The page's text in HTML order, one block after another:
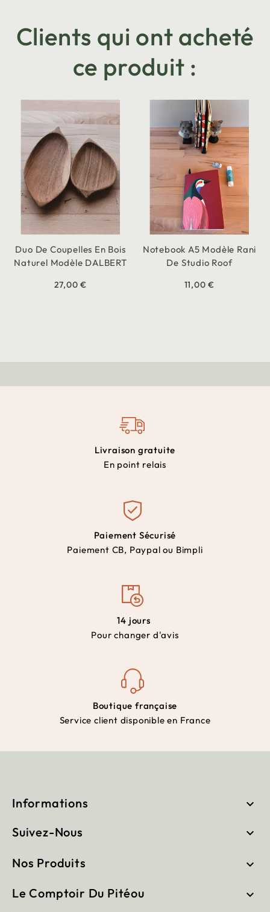
Clients qui ont acheté
ce produit :
Duo De Coupelles En Bois
Naturel Modèle DALBERT
27,00 €
Notebook A5 Modèle Rani
De Studio Roof
11,00 €
Livraison gratuite
En point relais
Paiement Sécurisé
Paiement CB, Paypal ou Bimpli
14 jours
Pour changer d'avis
Boutique française
Service client disponible en France
Informations 
Suivez-Nous 
Nos Produits 
Le Comptoir Du Pitéou 